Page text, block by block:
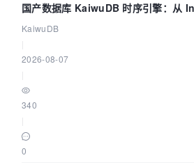
国产数据库 KaiwuDB 时序引擎：从
KaiwuDB
2026-08-07
340
0